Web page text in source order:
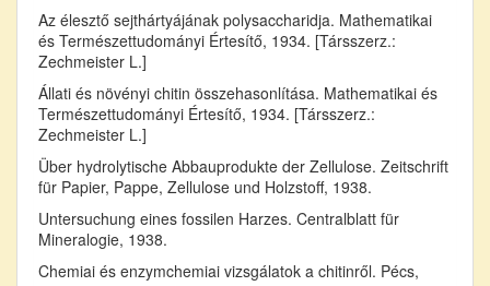
Az élesztő sejthártyájának polysaccharidja. Mathematikai
és Természettudományi Értesítő, 1934. [Társszerz.:
Zechmeister L.]
Állati és növényi chitin összehasonlítása. Mathematikai és
Természettudományi Értesítő, 1934. [Társszerz.:
Zechmeister L.]
Über hydrolytische Abbauprodukte der Zellulose. Zeitschrift
für Papier, Pappe, Zellulose und Holzstoff, 1938.
Untersuchung eines fossilen Harzes. Centralblatt für
Mineralogie, 1938.
Chemiai és enzymchemiai vizsgálatok a chitinről. Pécs,